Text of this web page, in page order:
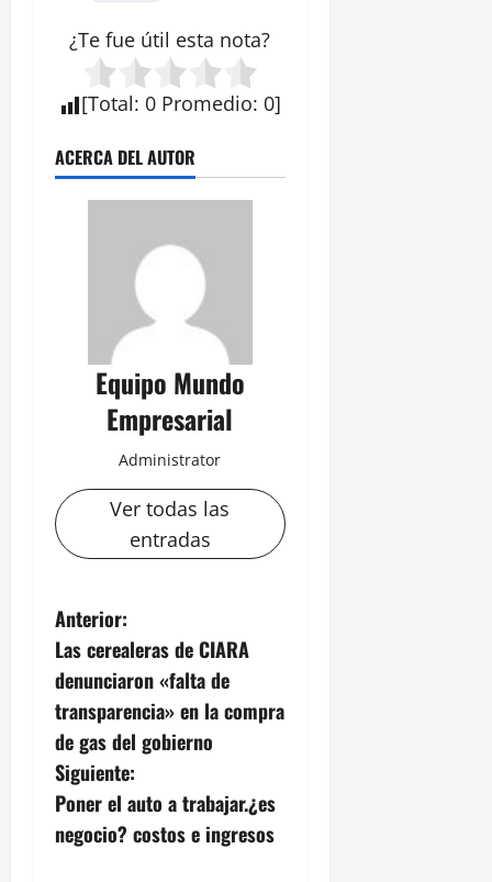
¿Te fue útil esta nota?
[Total: 0 Promedio: 0]
ACERCA DEL AUTOR
Equipo Mundo
Empresarial
Administrator
Ver todas las
entradas
N
a
v
e
g
a
Anterior:
Las cerealeras de CIARA
denunciaron «falta de
transparencia» en la compra
de gas del gobierno
Siguiente:
Poner el auto a trabajar.¿es
negocio? costos e ingresos